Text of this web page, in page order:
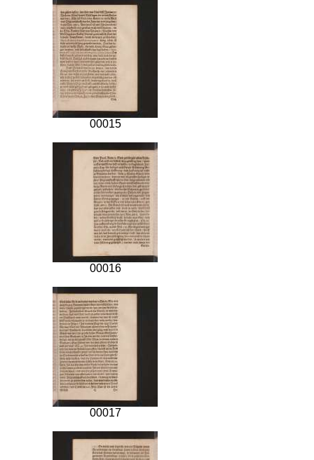
00015
00016
00017